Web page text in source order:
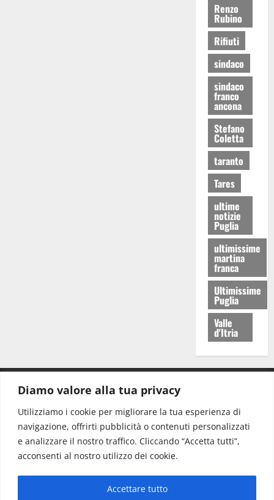
Diamo valore alla tua privacy
Utilizziamo i cookie per migliorare la tua esperienza di
navigazione, offrirti pubblicità o contenuti personalizzati
e analizzare il nostro traffico. Cliccando “Accetta tutti”,
acconsenti al nostro utilizzo dei cookie.
Accettare tutto
Renzo
Rubino
Rifiuti
sindaco
sindaco
franco
ancona
Stefano
Coletta
taranto
Tares
ultime
notizie
Puglia
ultimissime
martina
franca
Ultimissime
Puglia
Valle
d'Itria
Redazione: redazione@www.martinasera.it
Direttore:direttore@www.martinasera.it
Info & Commerciale:info@www.martinasera.it